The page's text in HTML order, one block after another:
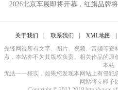
2026北京车展即将开幕，红旗品牌将
关于我们 联系我们 XML地图
先锋网视所有文字、图片、视频、音频等
点，本站亦不为其版权负责。相关作品的
本站
无法一一核实，如果您发现本网站上有侵犯
网站将立即予